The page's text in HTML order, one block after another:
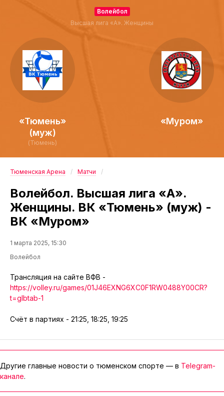
«Тюмень»
(муж)
(Тюмень)
Волейбол
Высшая лига «А». Женщины
«Муром»
Тюменская Арена Матчи
Волейбол. Высшая лига «А».
Женщины. ВК «Тюмень» (муж) -
ВК «Муром»
1 марта 2025, 15:30
Волейбол
Трансляция на сайте ВФВ -
https://volley.ru/games/01J46EXNG6XC0F1RW0488Y00CR?
t=glbtab-1
Счёт в партиях - 21:25, 18:25, 19:25
Другие главные новости о тюменском спорте — в Telegram-
канале.